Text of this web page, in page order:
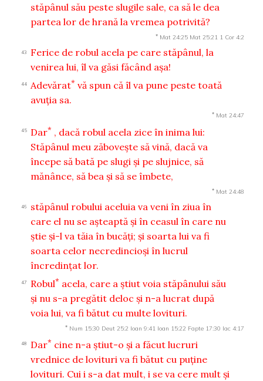
stăpânul său peste slugile sale, ca să le dea
partea lor de hrană la vremea potrivită?
* Mat 24:25 Mat 25:21 1 Cor 4:2
43
Ferice de robul acela pe care stăpânul, la
venirea lui, îl va găsi făcând aşa!
44 Adevărat* vă spun că îl va pune peste toată
avuţia sa.
* Mat 24:47
45 Dar* , dacă robul acela zice în inima lui:
Stăpânul meu zăboveşte să vină, dacă va
începe să bată pe slugi şi pe slujnice, să
mănânce, să bea şi să se îmbete,
* Mat 24:48
46
stăpânul robului aceluia va veni în ziua în
care el nu se aşteaptă şi în ceasul în care nu
ştie şi-l va tăia în bucăţi; şi soarta lui va fi
soarta celor necredincioşi în lucrul
încredinţat lor.
47 Robul* acela, care a ştiut voia stăpânului său
şi nu s-a pregătit deloc şi n-a lucrat după
voia lui, va fi bătut cu multe lovituri.
* Num 15:30 Deut 25:2 Ioan 9:41 Ioan 15:22 Fapte 17:30 Iac 4:17
48 Dar* cine n-a ştiut-o şi a făcut lucruri
vrednice de lovituri va fi bătut cu puţine
lovituri. Cui i s-a dat mult, i se va cere mult şi